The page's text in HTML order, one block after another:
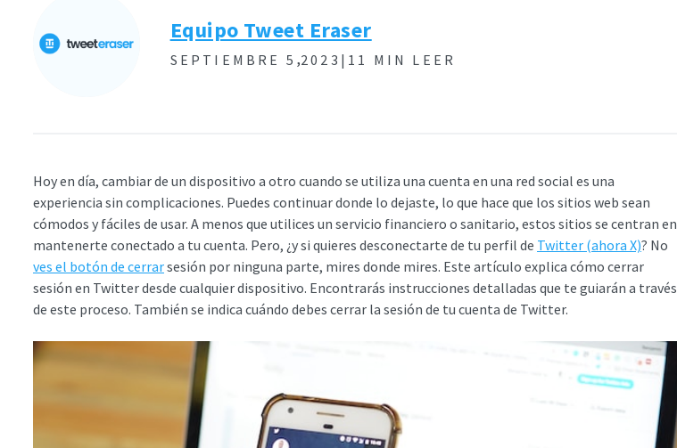
Equipo Tweet Eraser
SEPTIEMBRE 5 ,2023| 11 MIN LEER
Hoy en día, cambiar de un dispositivo a otro cuando se utiliza una cuenta en una red social es una
experiencia sin complicaciones. Puedes continuar donde lo dejaste, lo que hace que los sitios web sean
cómodos y fáciles de usar. A menos que utilices un servicio financiero o sanitario, estos sitios se centran en
mantenerte conectado a tu cuenta. Pero, ¿y si quieres desconectarte de tu perfil de Twitter (ahora X)? No
ves el botón de cerrarsesión por ninguna parte, mires donde mires. Este artículo explica cómo cerrar
sesión en Twitter desde cualquier dispositivo. Encontrarás instrucciones detalladas que te guiarán a través
de este proceso. También se indica cuándo debes cerrar la sesión de tu cuenta de Twitter.